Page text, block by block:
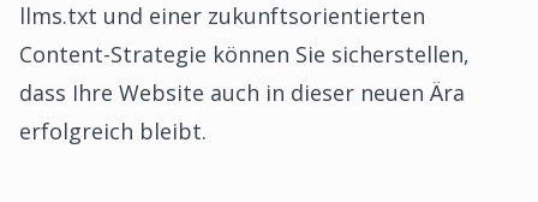
llms.txt und einer zukunftsorientierten
Content-Strategie können Sie sicherstellen,
dass Ihre Website auch in dieser neuen Ära
erfolgreich bleibt.